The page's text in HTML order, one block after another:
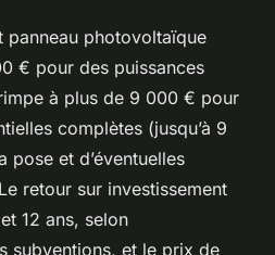
panneau photovoltaïque
€ pour des puissances
à plus de 9 000 € pour
complètes (jusqu’à 9
pose et d’éventuelles
retour sur investissement
12 ans, selon
subventions, et le prix de